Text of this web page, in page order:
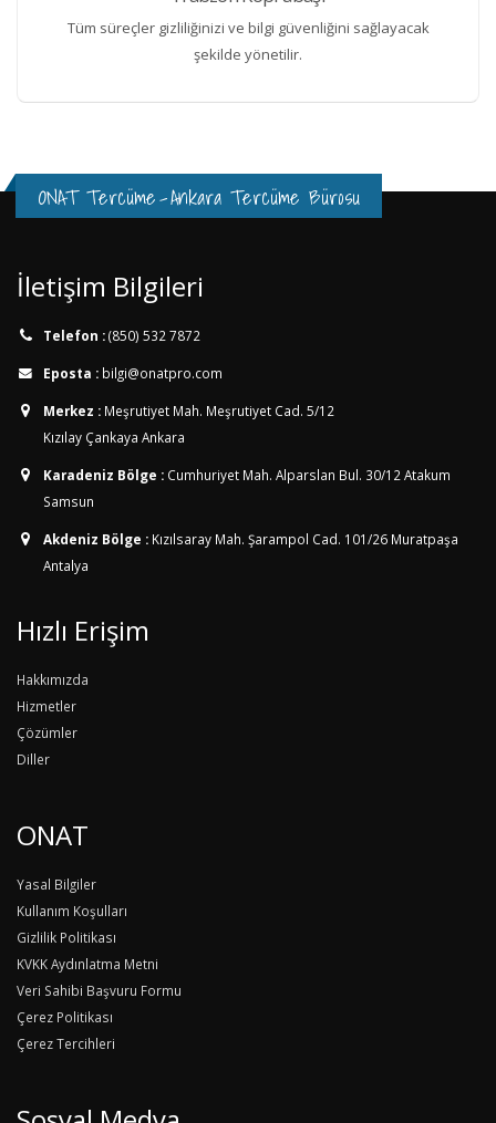
Tüm süreçler gizliliğinizi ve bilgi güvenliğini sağlayacak
şekilde yönetilir.
ONAT Tercüme-Ankara Tercüme Bürosu
İletişim Bilgileri
Telefon :(850) 532 7872
Eposta : bilgi@onatpro.com
Merkez : Meşrutiyet Mah. Meşrutiyet Cad. 5/12
Kızılay Çankaya Ankara
Karadeniz Bölge : Cumhuriyet Mah. Alparslan Bul. 30/12 Atakum
Samsun
Akdeniz Bölge : Kızılsaray Mah. Şarampol Cad. 101/26 Muratpaşa
Antalya
Hızlı Erişim
Hakkımızda
Hizmetler
Çözümler
Diller
ONAT
Yasal Bilgiler
Kullanım Koşulları
Gizlilik Politikası
KVKK Aydınlatma Metni
Veri Sahibi Başvuru Formu
Çerez Politikası
Çerez Tercihleri